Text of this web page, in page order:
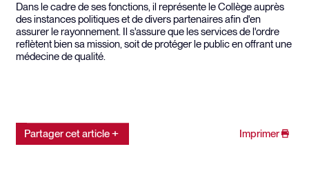
Dans le cadre de ses fonctions, il représente le Collège auprès
des instances politiques et de divers partenaires afin d'en
assurer le rayonnement. Il s'assure que les services de l'ordre
reflètent bien sa mission, soit de protéger le public en offrant une
médecine de qualité.
Partager cet article Imprimer